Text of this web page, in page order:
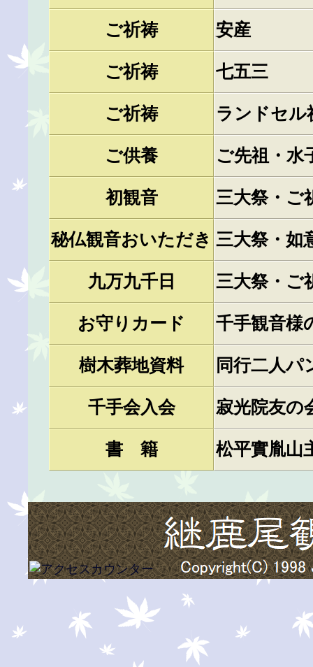
ご祈祷 安産
ご祈祷 七五三
ご祈祷 ランドセル
ご供養 ご先祖・水
初観音 三大祭・ご
秘仏観音おいただき 三大祭・如
九万九千日 三大祭・ご
お守りカード 千手観音様
樹木葬地資料 同行二人パ
千手会入会 寂光院友の
書 籍 松平實胤山